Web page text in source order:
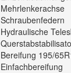
Mehrlenkerachse
Schraubenfedern
Hydraulische
Bereifung 195/
Einfachbereifung